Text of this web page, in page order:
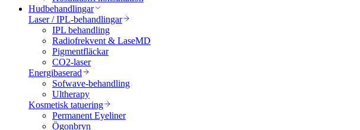
Hudbehandlingar
Laser / IPL-behandlingar
IPL behandling
Radiofrekvent & LaseMD
Pigmentfläckar
CO2-laser
Energibaserad
Sofwave-behandling
Ultherapy
Kosmetisk tatuering
Permanent Eyeliner
Ögonbryn